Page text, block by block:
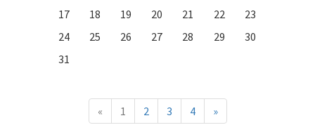
17
18 19 20 21 22
23
24
25 26 27 28 29
30
31
« 1 2 3 4 »